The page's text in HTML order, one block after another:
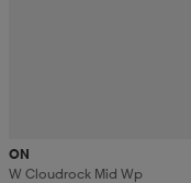
ON
W Cloudrock Mid Wp